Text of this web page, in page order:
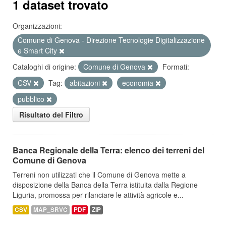
1 dataset trovato
Organizzazioni:
Comune di Genova - Direzione Tecnologie Digitalizzazione
e Smart City
Cataloghi di origine:
Comune di Genova
Formati:
CSV
Tag: abitazioni
economia
pubblico
Risultato del Filtro
Banca Regionale della Terra: elenco dei terreni del
Comune di Genova
Terreni non utilizzati che il Comune di Genova mette a
disposizione della Banca della Terra istituita dalla Regione
Liguria, promossa per rilanciare le attività agricole e...
CSV MAP_SRVC PDF ZIP